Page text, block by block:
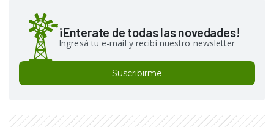
¡Enterate de todas las novedades!
Ingresá tu e-mail y recibí nuestro newsletter
Suscribirme